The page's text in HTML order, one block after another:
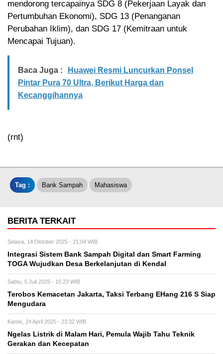
mendorong tercapainya SDG 8 (Pekerjaan Layak dan
Pertumbuhan Ekonomi), SDG 13 (Penanganan
Perubahan Iklim), dan SDG 17 (Kemitraan untuk
Mencapai Tujuan).
Baca Juga :
Huawei Resmi Luncurkan Ponsel
Pintar Pura 70 Ultra, Berikut Harga dan
Kecanggihannya
(rnt)
Tag : Bank Sampah Mahasiswa
BERITA TERKAIT
Selasa, 14 Oktober 2025 - 21:04 WIB
Integrasi Sistem Bank Sampah Digital dan Smart Farming
TOGA Wujudkan Desa Berkelanjutan di Kendal
Sabtu, 5 Juli 2025 - 15:23 WIB
Terobos Kemacetan Jakarta, Taksi Terbang EHang 216 S Siap
Mengudara
Kamis, 24 April 2025 - 23:32 WIB
Ngelas Listrik di Malam Hari, Pemula Wajib Tahu Teknik
Gerakan dan Kecepatan